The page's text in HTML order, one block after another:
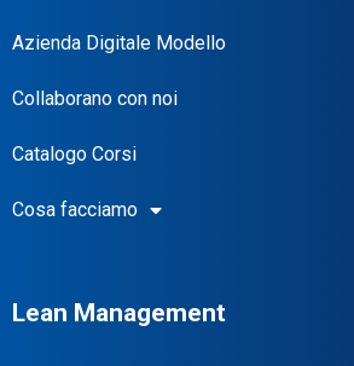
Azienda Digitale Modello
Collaborano con noi
Catalogo Corsi
Cosa facciamo
Lean Management